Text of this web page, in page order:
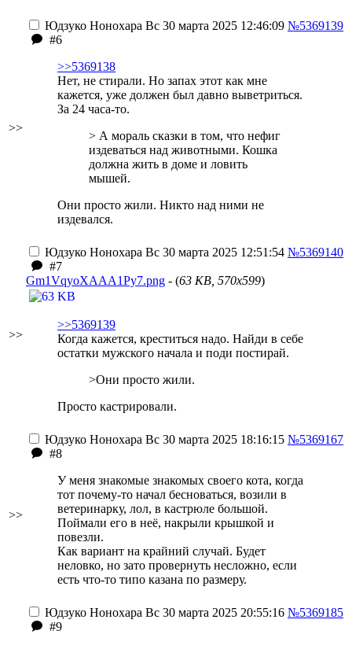
>>
Юдзуко Нонохара Вс 30 марта 2025 12:46:09 №5369139
#6
>>5369138
Нет, не стирали. Но запах этот как мне
кажется, уже должен был давно выветриться.
За 24 часа-то.
> А мораль сказки в том, что нефиг
издеваться над животными. Кошка
должна жить в доме и ловить
мышей.
Они просто жили. Никто над ними не
издевался.
>>
Юдзуко Нонохара Вс 30 марта 2025 12:51:54 №5369140
#7
Gm1VqyoXAAA1Py7.png - (63 KB, 570x599)
>>5369139
Когда кажется, креститься надо. Найди в себе
остатки мужского начала и поди постирай.
>Они просто жили.
Просто кастрировали.
>>
Юдзуко Нонохара Вс 30 марта 2025 18:16:15 №5369167
#8
У меня знакомые знакомых своего кота, когда
тот почему-то начал бесноваться, возили в
ветеринарку, лол, в кастрюле большой.
Поймали его в неё, накрыли крышкой и
повезли.
Как вариант на крайний случай. Будет
неловко, но зато провернуть несложно, если
есть что-то типо казана по размеру.
Юдзуко Нонохара Вс 30 марта 2025 20:55:16 №5369185
#9